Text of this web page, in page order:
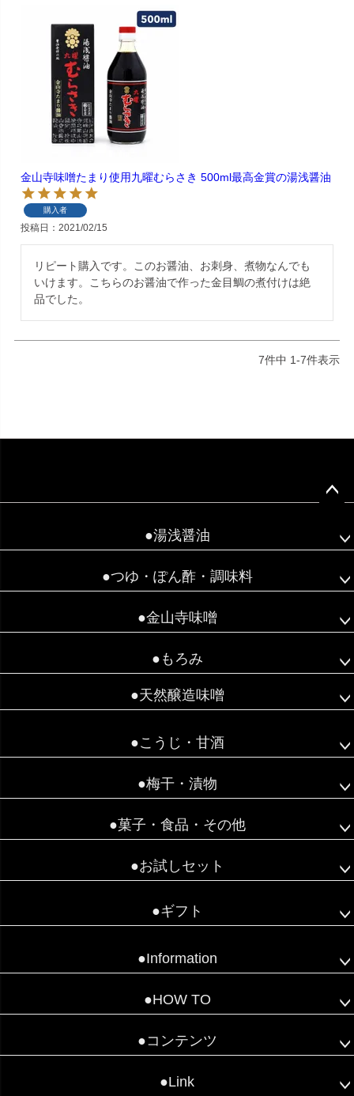
金山寺味噌たまり使用九曜むらさき 500ml最高金賞の湯浅醤油
購入者
投稿日 2021/02/15
リピート購入です。このお醤油、お刺身、煮物なんでも
いけます。こちらのお醤油で作った金目鯛の煮付けは絶
品でした。
7件中 1-7件表示
●湯浅醤油
●つゆ・ぽん酢・調味料
●金山寺味噌
●もろみ
●天然醸造味噌
●こうじ・甘酒
●梅干・漬物
●菓子・食品・その他
●お試しセット
●ギフト
●Information
●HOW TO
●コンテンツ
●Link